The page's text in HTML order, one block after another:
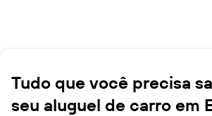
Tudo que você precisa
seu aluguel de carro em